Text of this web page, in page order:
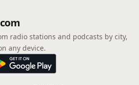
radio stations and podcasts by city,
any device.